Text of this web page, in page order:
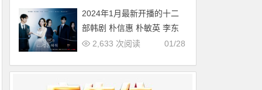
2024年1月最新开播的十二
部韩剧 朴信惠 朴敏英 李东
旭新剧必追
01/28
2,633 次阅读